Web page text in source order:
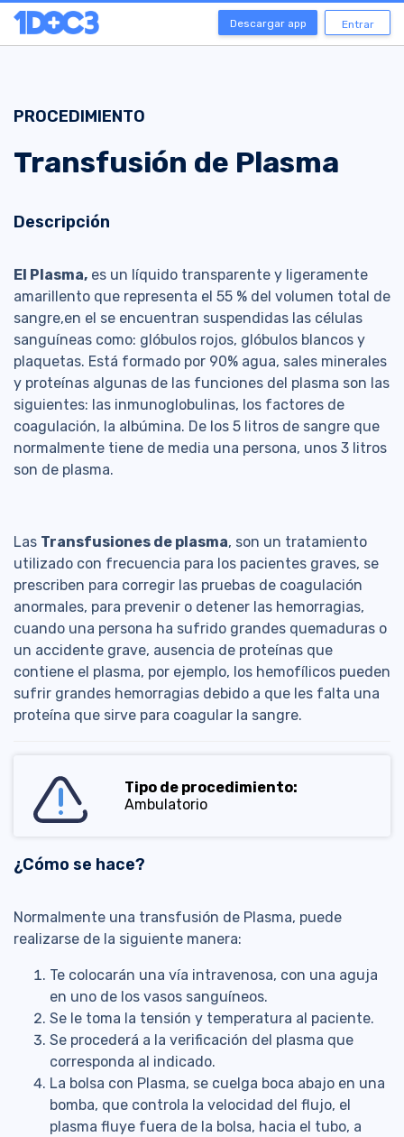
Descargar app Entrar
PROCEDIMIENTO
Transfusión de Plasma
Descripción
El Plasma, es un líquido transparente y ligeramente
amarillento que representa el 55 % del volumen total de
sangre,en el se encuentran suspendidas las células
sanguíneas como: glóbulos rojos, glóbulos blancos y
plaquetas. Está formado por 90% agua, sales minerales
y proteínas algunas de las funciones del plasma son las
siguientes: las inmunoglobulinas, los factores de
coagulación, la albúmina. De los 5 litros de sangre que
normalmente tiene de media una persona, unos 3 litros
son de plasma.
Las Transfusiones de plasma, son un tratamiento
utilizado con frecuencia para los pacientes graves, se
prescriben para corregir las pruebas de coagulación
anormales, para prevenir o detener las hemorragias,
cuando una persona ha sufrido grandes quemaduras o
un accidente grave, ausencia de proteínas que
contiene el plasma, por ejemplo, los hemofílicos pueden
sufrir grandes hemorragias debido a que les falta una
proteína que sirve para coagular la sangre.
Tipo de procedimiento:
Ambulatorio
¿Cómo se hace?
Normalmente una transfusión de Plasma, puede
realizarse de la siguiente manera:
Te colocarán una vía intravenosa, con una aguja
en uno de los vasos sanguíneos.
Se le toma la tensión y temperatura al paciente.
Se procederá a la verificación del plasma que
corresponda al indicado.
La bolsa con Plasma, se cuelga boca abajo en una
bomba, que controla la velocidad del flujo, el
plasma fluye fuera de la bolsa, hacia el tubo, a